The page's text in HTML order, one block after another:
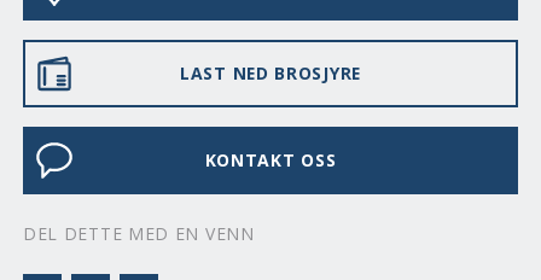
LAST NED BROSJYRE
KONTAKT OSS
DEL DETTE MED EN VENN